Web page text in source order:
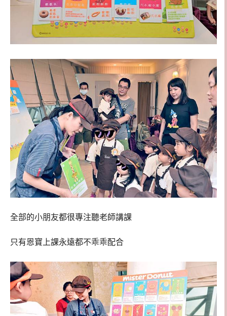
全部的小朋友都很專注聽老師講課
只有恩寶上課永遠都不乖乖配合